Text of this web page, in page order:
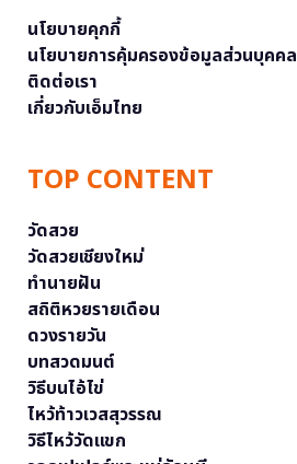
นโยบายคุกกี้
นโยบายการคุ้มครองข้อมูลส่วนบุคคล
ติดต่อเรา
เกี่ยวกับเอ็มไทย
TOP CONTENT
วัดสวย
วัดสวยเชียงใหม่
ทำนายฝัน
สถิติหวยรายเดือน
ดวงรายวัน
บทสวดมนต์
วิธีบนไอ้ไข่
ไหว้ท้าวเวสสุวรรณ
วิธีไหว้วัดแขก